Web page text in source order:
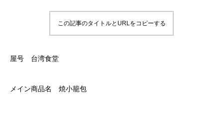
この記事のタイトルとURLをコピーする
屋号 台湾食堂
メイン商品名 焼小籠包